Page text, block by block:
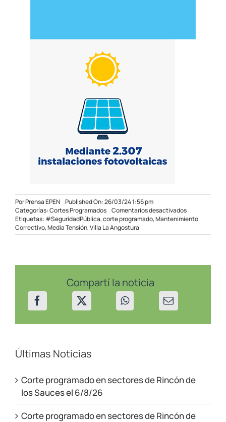
PorPrensa EPEN Published On: 26/03/24 1:56 pm
Categorías:Cortes Programados Comentarios desactivadosen
Corte
en
Etiquetas: #SeguridadPública,corte programado,Mantenimiento
Correctivo,Media Tensión,Villa La Angostura
Compartí la noticia
Últimas Noticias
Corte programado en sectores de Rincón de
los Sauces el 6/8/26
Corte programado en sectores de Rincón de